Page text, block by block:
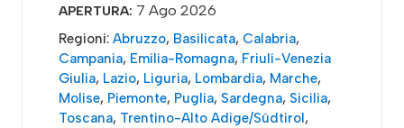
APERTURA: 7 Ago 2026
Regioni: Abruzzo, Basilicata, Calabria,
Campania, Emilia-Romagna, Friuli-Venezia
Giulia, Lazio, Liguria, Lombardia, Marche,
Molise, Piemonte, Puglia, Sardegna, Sicilia,
Toscana, Trentino-Alto Adige/Südtirol,